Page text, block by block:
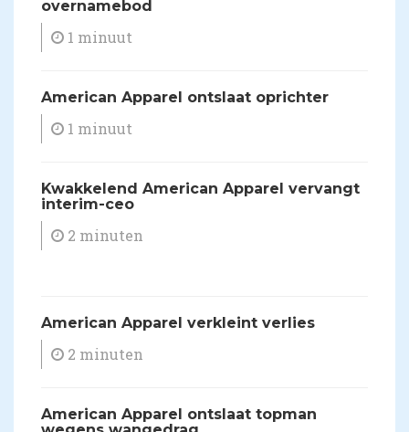
overnamebod
1 minuut
American Apparel ontslaat oprichter
1 minuut
Kwakkelend American Apparel vervangt
interim-ceo
2 minuten
American Apparel verkleint verlies
2 minuten
American Apparel ontslaat topman